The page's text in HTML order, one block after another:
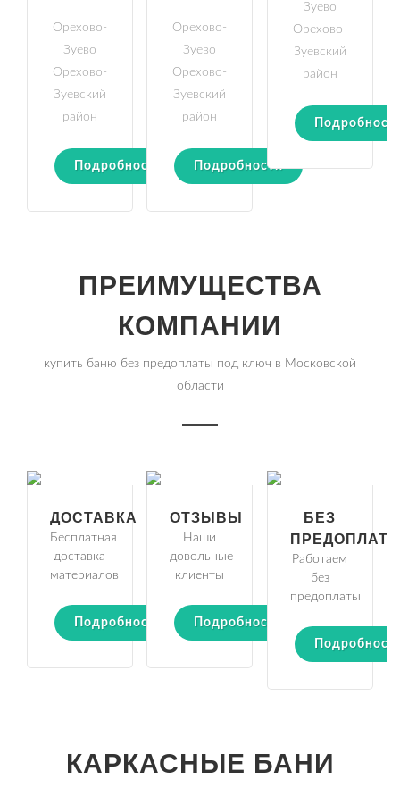
Орехово-
Зуево
Орехово-
Зуевский
район
Подробности
Орехово-
Зуево
Орехово-
Зуевский
район
Подробности
Зуево
Орехово-
Зуевский
район
ПРЕИМУЩЕСТВА
КОМПАНИИ
купить баню без предоплаты под ключ в Московской
области
ДОСТАВКА
Бесплатная
доставка
материалов
Подробности
ОТЗЫВЫ
Наши
довольные
клиенты
Подробности
БЕЗ
Работаем
без
предоплаты
КАРКАСНЫЕ БАНИ